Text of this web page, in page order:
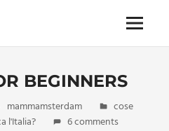
Menu
BEGINNERS
mammamsterdam
cose
l'Italia? 6 comments